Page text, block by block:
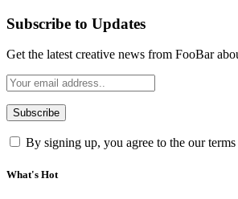
Subscribe to Updates
Get the latest creative news from FooBar
By signing up, you agree to the our
What's Hot